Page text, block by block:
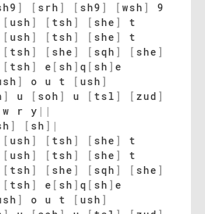
] [ srh ] [ sh9 ] [ wsh ]
9
[ ush ] [ tsh ] [ she ]
t
[ ush ] [ tsh ] [ she ]
t
[ tsh ] [ she ] [ sqh ] [ she ]
[ tsh ] e [ sh ] q [ sh ] e
] o u t [ ush ]
] u [ soh ] u [ tsl ] [ zud ]
r y | |
] [ sh ] |
[ ush ] [ tsh ] [ she ]
t
[ ush ] [ tsh ] [ she ]
t
[ tsh ] [ she ] [ sqh ] [ she ]
[ tsh ] e [ sh ] q [ sh ] e
] o u t [ ush ]